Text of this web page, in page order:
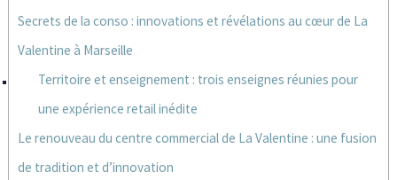
Secrets de la conso : innovations et révélations au cœur de La
Valentine à Marseille
Territoire et enseignement : trois enseignes réunies pour
une expérience retail inédite
Le renouveau du centre commercial de La Valentine : une fusion
de tradition et d’innovation